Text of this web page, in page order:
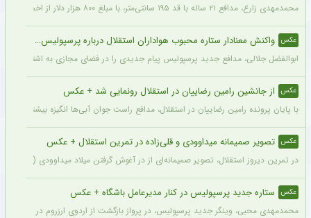
محمدمهدی زارع، مدافع ۲۱ ساله با قد ۱۹۵ سانتی‌متر، با مبلغ ۸۰۰ هزار دلار از اخمت گروژنی به پرسپولیس پیوست.
عکس واکنش معنادار ستاره محبوب هواداران استقلال درباره پرسپولیس + عکس
ابوالفضل جلالی، مدافع جدید پرسپولیس پیام جدیدی را در فضای مجازی به اشتراک
عکس از جانشین رامین رضاییان در استقلال رونمایی شد + عکس
با پایان پرونده رامین رضاییان در استقلال، مدافع راست جوان آبی‌ها انگیزه بیشتری
عکس تصویر صمیمانه میداوودی و قلی‌زاده در تمرین استقلال + عکس
در تمرین دیروز استقلال، تصویر صمیمانه‌ای از در آغوش گرفتن میلاد میداوودی (مربی
عکس ستاره جدید پرسپولیس در کنار مدیرعامل باشگاه + عکس
محمدمهدی محبی، وینگر جدید پرسپولیس، در پرواز بازگشت از اردوی ارزروم در کنار